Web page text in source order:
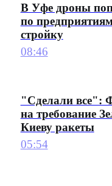
В Уфе дроны
по
стройку
08:46
"Сделали все":
на требование
Киеву ракеты
05:54